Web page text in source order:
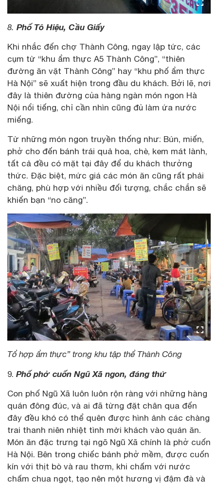
8. Phố Tô Hiệu, Cầu Giấy
Khi nhắc đến chợ Thành Công, ngay lập tức, các
cụm từ “khu ẩm thực A5 Thành Công”, “thiên
đường ăn vặt Thành Công” hay “khu phố ẩm thực
Hà Nội” sẽ xuất hiện trong đầu du khách. Bởi lẽ, nơi
đây là thiên đường của hàng ngàn món ngon Hà
Nội nổi tiếng, chỉ cần nhìn cũng đủ làm ứa nước
miếng.
Từ những món ngon truyền thống như: Bún, miến,
phở cho đến bánh trái quả hoa, chè, kem mát lành,
tất cả đều có mặt tại đây để du khách thưởng
thức. Đặc biệt, mức giá các món ăn cũng rất phải
chăng, phù hợp với nhiều đối tượng, chắc chắn sẽ
khiến bạn “no căng”.
Tổ hợp ẩm thực” trong khu tập thể Thành Công
9. Phố phở cuốn Ngũ Xã ngon, đáng thử
Con phố Ngũ Xã luôn luôn rộn ràng với những hàng
quán đông đúc, và ai đã từng đặt chân qua đến
đây đều khó có thể quên được hình ảnh các chàng
trai thanh niên nhiệt tình mời khách vào quán ăn.
Món ăn đặc trưng tại ngõ Ngũ Xã chính là phở cuốn
Hà Nội. Bên trong chiếc bánh phở mềm, được cuốn
kín với thịt bò và rau thơm, khi chấm với nước
chấm chua ngọt, tạo nên một hương vị đậm đà và